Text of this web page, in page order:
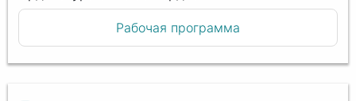
Рабочая программа